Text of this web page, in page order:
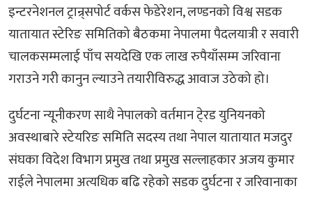
इन्टरनेशनल ट्रान्र्सपोर्ट वर्कस फेडेरेशन, लण्डनको विश्व सडक
यातायात स्टेरिङ समितिको बैठकमा नेपालमा पैदलयात्री र सवारी
चालकसम्मलाई पाँच सयदेखि एक लाख रुपैयाँसम्म जरिवाना
गराउने गरी कानुन ल्याउने तयारीविरुद्ध आवाज उठेको हो।
दुर्घटना न्यूनीकरण साथै नेपालको वर्तमान टे्रड युनियनको
अवस्थाबारे स्टेयरिङ समिति सदस्य तथा नेपाल यातायात मजदुर
संघका विदेश विभाग प्रमुख तथा प्रमुख सल्लाहकार अजय कुमार
राईले नेपालमा अत्यधिक बढि रहेको सडक दुर्घटना र जरिवानाका